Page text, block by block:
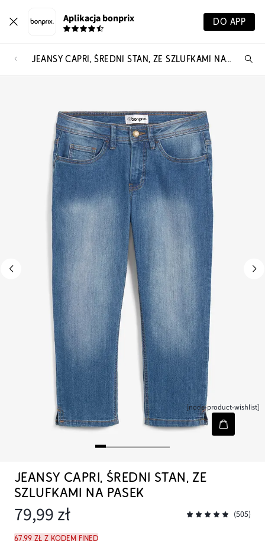
Aplikacja bonprix DO APP
JEANSY CAPRI, ŚREDNI STAN, ZE SZLUFKAMI NA PASEK
[node-product-wishlist]
JEANSY CAPRI, ŚREDNI STAN, ZE
SZLUFKAMI NA PASEK
79,99 zł (505)
67,99 zł z kodem FINED